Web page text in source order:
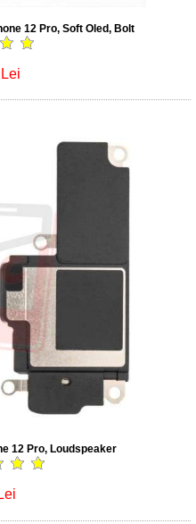
12 Pro, Soft Oled, Bolt
Lei
12 Pro, Loudspeaker